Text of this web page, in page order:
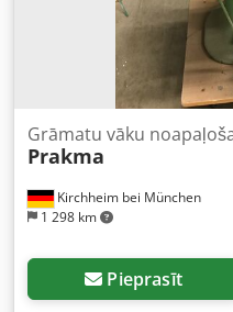
Kirchheim bei München
1 298 km
Grāmatu vāku
Prakma
Pieprasīt